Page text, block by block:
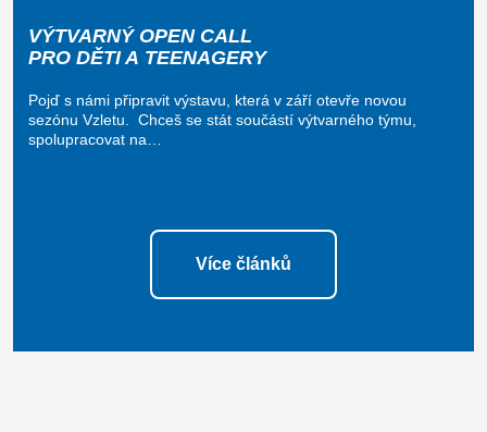
VÝTVARNÝ OPEN CALL
PRO DĚTI A TEENAGERY
Pojď s námi připravit výstavu, která v září otevře novou
sezónu Vzletu. Chceš se stát součástí výtvarného týmu,
spolupracovat na…
Více článků